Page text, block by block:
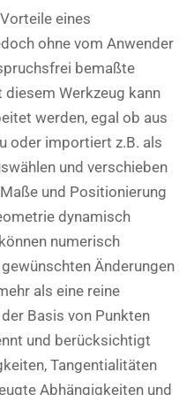
eines
ohne vom Anwender
bemaßte
diesem Werkzeug kann
werden, egal ob aus
oder importiert z.B. als
und verschieben
und Positionierung
dynamisch
numerisch
Änderungen
als eine reine
Basis von Punkten
und berücksichtigt
Tangentialitäten
Abhängigkeiten und